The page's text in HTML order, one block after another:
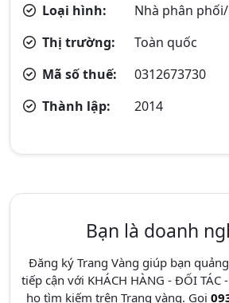
Loại hình:
Nhà phân
Thị trường:
Toàn quốc
Mã số thuế:
0312673730
Thành lập:
2014
Bạn là doanh
Đăng ký Trang Vàng giúp bạn
tiếp cận với KHÁCH HÀNG - ĐỐI TÁC
họ tìm kiếm trên Trang vàng. Gọi